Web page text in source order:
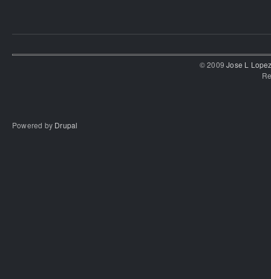
© 2009Jose L
Powered by Drupal